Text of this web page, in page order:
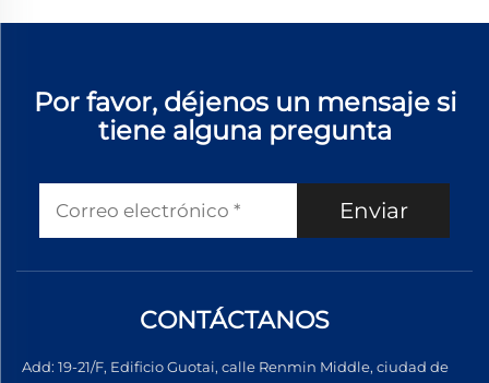
Por favor, déjenos un mensaje si
tiene alguna pregunta
Enviar
CONTÁCTANOS
Add: 19-21/F, Edificio Guotai, calle Renmin Middle, ciudad de